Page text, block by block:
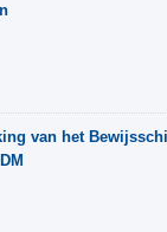
van het